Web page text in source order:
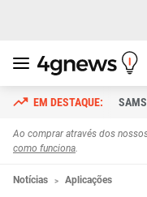
Ao comprar através dos
como funciona.
Notícias Aplicações